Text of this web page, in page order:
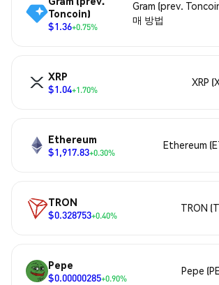
Toncoin)
$1.36+0.75%
Gram (prev.
매 방법
XRP
$1.04+1.70%
XRP
Ethereum
$1,917.83+0.30%
Ethereum
TRON
$0.328753+0.40%
TRON
Pepe
$0.00000285+0.90%
Pepe